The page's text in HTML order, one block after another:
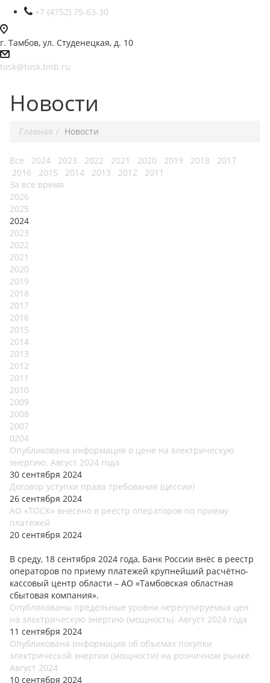
+7 (4752) 75-63-30
г. Тамбов, ул. Студенецкая, д. 10
tosk@tosk.tmb.ru
Новости
Главная Новости
Все 2024 2023 2022 2021 2020 2019 2018
2017
2016
2015 2014 2013 2012
2011
За все время
2026
2025
2024
2023
2022
2021
2020
2019
2018
2017
2016
2015
2014
2013
2012
2011
2010
2009
2008
2007
0204
Опубликована информация о цене на электрическую
энергию. Август 2024 года
30 сентября 2024
Договор уступки права требования (цессии)
26 сентября 2024
АО «ТОСК» внесено в реестр операторов по приёму
платежей
20 сентября 2024
В среду, 18 сентября 2024 года, Банк России внёс в реестр
операторов по приему платежей крупнейший расчётно-
кассовый центр области – АО «Тамбовская областная
сбытовая компания».
Опубликованы предельные уровни нерегулируемых цен
на электрическую энергию (мощность). Август 2024 года
11 сентября 2024
Опубликована информация об объемах покупки
электрической энергии (мощности) на розничном рынке.
Август 2024
10 сентября 2024